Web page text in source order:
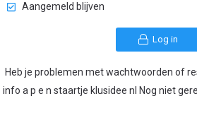
Aangemeld blijven
Log in
Heb je problemen met wachtwoorden of
info a p e n staartje klusidee nl Nog niet